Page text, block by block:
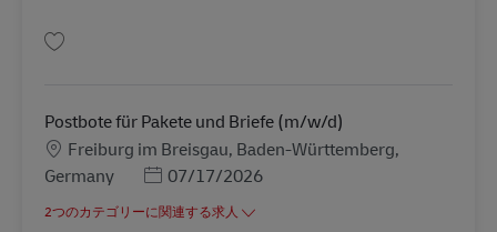
Postbote für Pakete und Briefe (m/w/d)
勤務地
Freiburg im Breisgau, Baden-Württemberg,
Germany
Posted Date
07/17/2026
2つのカテゴリーに関連する求人